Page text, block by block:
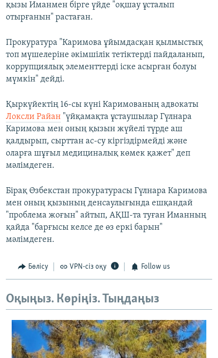
қызы Иманмен бірге үйде "оқшау ұсталып
отырғанын" растаған.
Прокуратура "Каримова ұйымдасқан қылмыстық
топ мүшелеріне әкімшілік тетіктерді пайдаланып,
коррупциялық элементтерді іске асырған болуы
мүмкін" дейді.
Қыркүйектің 16-сы күні Каримованың адвокаты
Локсли Райан "үйқамақта ұстаушылар Гүлнара
Каримова мен оның қызын жүйелі түрде аш
қалдырып, сырттан ас-су кіргіздірмейді және
оларға шұғыл медициналық көмек қажет" деп
мәлімдеген.
Бірақ Өзбекстан прокуратурасы Гүлнара Каримова
мен оның қызының денсаулығында ешқандай
"проблема жоғын" айтып, АҚШ-та туған Иманның
қайда "барғысы келсе де өз еркі барын"
мәлімдеген.
Бөлісу VPN-сіз оқу Follow us
Оқыңыз. Көріңіз. Тыңдаңыз